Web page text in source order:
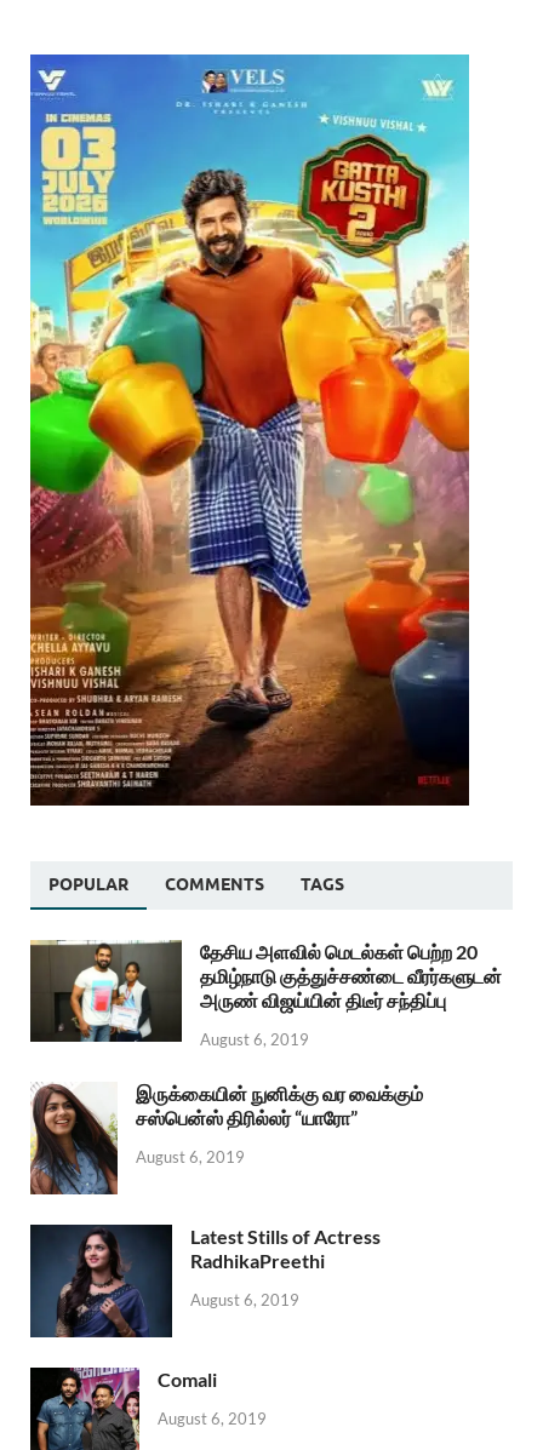
POPULAR COMMENTS TAGS
தேசிய அளவில் மெடல்கள் பெற்ற 20
தமிழ்நாடு குத்துச்சண்டை வீரர்களுடன்
அருண் விஜய்யின் திடீர் சந்திப்பு
August 6, 2019
இருக்கையின் நுனிக்கு வர வைக்கும்
சஸ்பென்ஸ் திரில்லர் “யாரோ”
August 6, 2019
Latest Stills of Actress
RadhikaPreethi
August 6, 2019
Comali
August 6, 2019